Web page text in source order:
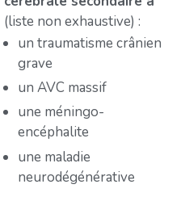
(liste non exhaustive) :
un traumatisme crânien
grave
un AVC massif
une méningo-
encéphalite
une maladie
neurodégénérative